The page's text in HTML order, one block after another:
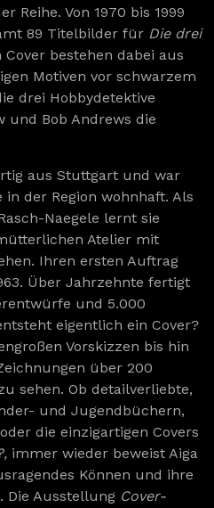
Reihe. Von 1970 bis 1999
89 Titelbilder für Die drei
Cover bestehen dabei aus
Motiven vor schwarzem
drei Hobbydetektive
und Bob Andrews die
aus Stuttgart und war
der Region wohnhaft. Als
Naegele lernt sie
Atelier mit
Ihren ersten Auftrag
Über Jahrzehnte fertigt
und 5.000
eigentlich ein Cover?
Vorskizzen bis hin
über 200
sehen. Ob detailverliebte,
und Jugendbüchern,
die einzigartigen Covers
immer wieder beweist Aiga
Können und ihre
Die Ausstellung Cover-